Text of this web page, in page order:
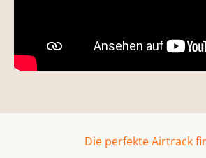
Die perfekte Airtrack